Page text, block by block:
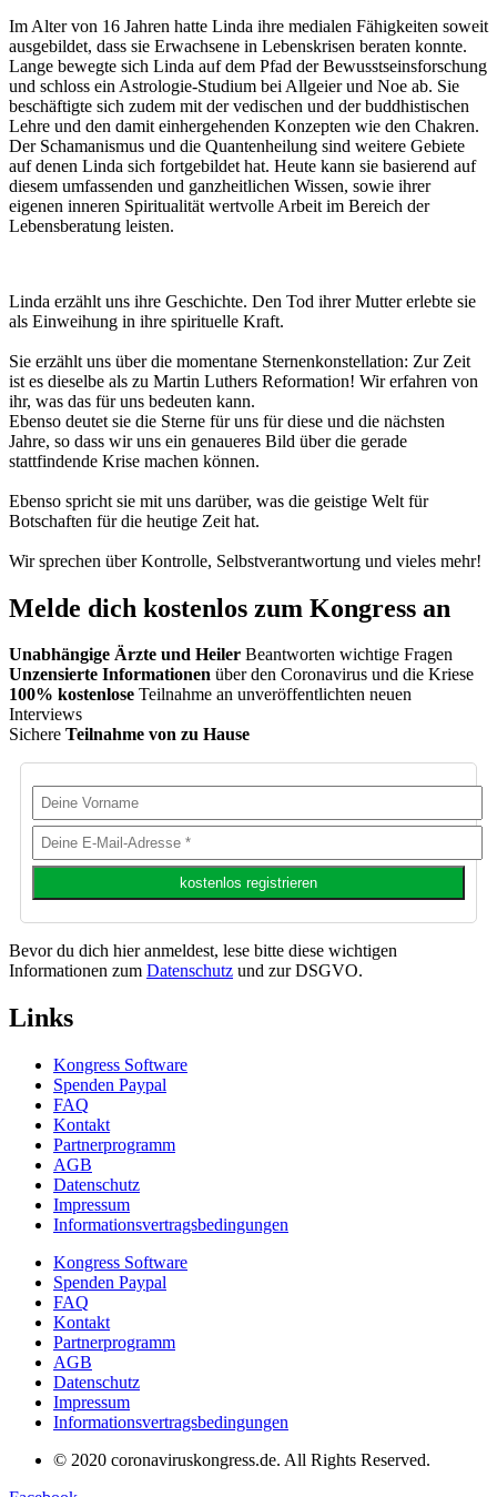
Im Alter von 16 Jahren hatte Linda ihre medialen Fähigkeiten soweit
ausgebildet, dass sie Erwachsene in Lebenskrisen beraten konnte.
Lange bewegte sich Linda auf dem Pfad der Bewusstseinsforschung
und schloss ein Astrologie-Studium bei Allgeier und Noe ab. Sie
beschäftigte sich zudem mit der vedischen und der buddhistischen
Lehre und den damit einhergehenden Konzepten wie den Chakren.
Der Schamanismus und die Quantenheilung sind weitere Gebiete
auf denen Linda sich fortgebildet hat. Heute kann sie basierend auf
diesem umfassenden und ganzheitlichen Wissen, sowie ihrer
eigenen inneren Spiritualität wertvolle Arbeit im Bereich der
Lebensberatung leisten.
Linda erzählt uns ihre Geschichte. Den Tod ihrer Mutter erlebte sie
als Einweihung in ihre spirituelle Kraft.
Sie erzählt uns über die momentane Sternenkonstellation: Zur Zeit
ist es dieselbe als zu Martin Luthers Reformation! Wir erfahren von
ihr, was das für uns bedeuten kann.
Ebenso deutet sie die Sterne für uns für diese und die nächsten
Jahre, so dass wir uns ein genaueres Bild über die gerade
stattfindende Krise machen können.
Ebenso spricht sie mit uns darüber, was die geistige Welt für
Botschaften für die heutige Zeit hat.
Wir sprechen über Kontrolle, Selbstverantwortung und vieles mehr!
Melde dich kostenlos zum Kongress an
Unabhängige Ärzte und Heiler Beantworten wichtige Fragen
Unzensierte Informationen über den Coronavirus und die Kriese
100% kostenlose Teilnahme an unveröffentlichten neuen
Interviews
Sichere Teilnahme von zu Hause
Bevor du dich hier anmeldest, lese bitte diese wichtigen
Informationen zum Datenschutz und zur DSGVO.
Links
Kongress Software
Spenden Paypal
FAQ
Kontakt
Partnerprogramm
AGB
Datenschutz
Impressum
Informationsvertragsbedingungen
Kongress Software
Spenden Paypal
FAQ
Kontakt
Partnerprogramm
AGB
Datenschutz
Impressum
Informationsvertragsbedingungen
© 2020 coronaviruskongress.de. All Rights Reserved.